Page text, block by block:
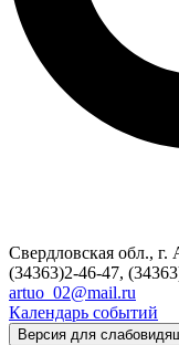
Свердловская обл.,
(34363)2-46-47,
artuo_02@mail.ru
Календарь событий
Версия для